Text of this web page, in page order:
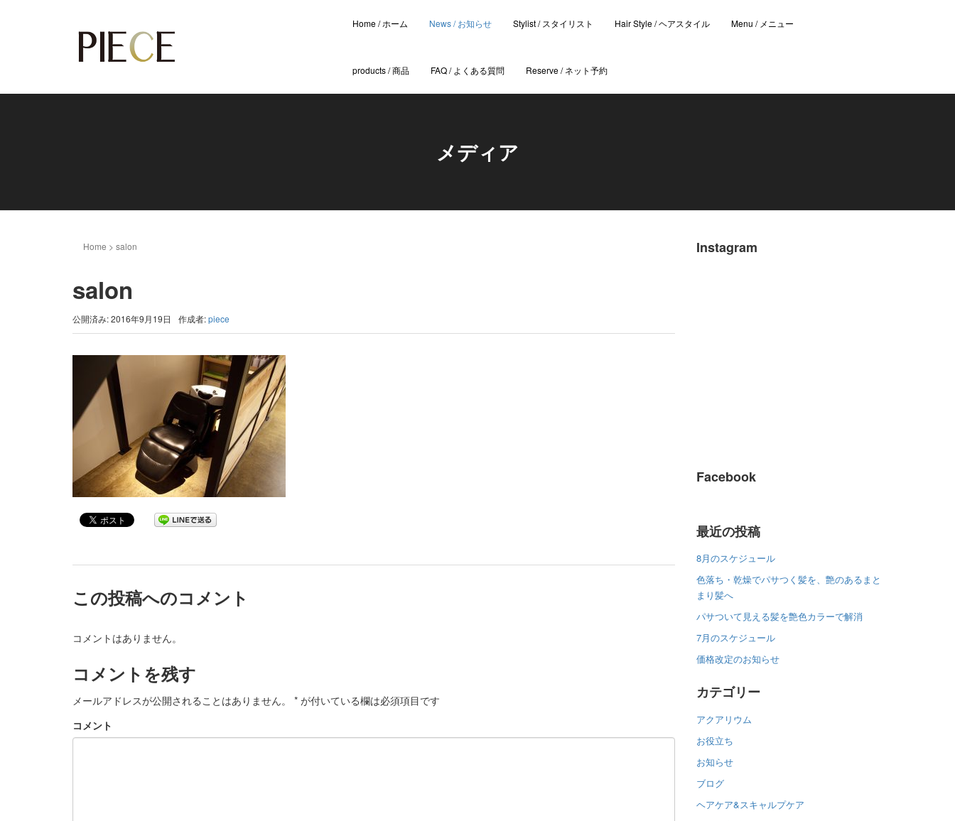
Home / ホーム News / お知らせ Stylist / スタイリスト Hair Style / ヘアスタイル Menu / メニュー
products / 商品 FAQ / よくある質問 Reserve / ネット予約
メディア
Home > salon
salon
公開済み: 2016年9月19日 作成者:piece
この投稿へのコメント
コメントはありません。
コメントを残す
メールアドレスが公開されることはありません。 * が付いている欄は必須項目です
コメント
Instagram
Facebook
最近の投稿
8月のスケジュール
色落ち・乾燥でパサつく髪を、艶のあるまと
まり髪へ
パサついて見える髪を艶色カラーで解消
7月のスケジュール
価格改定のお知らせ
カテゴリー
アクアリウム
お役立ち
お知らせ
ブログ
ヘアケア&スキャルプケア